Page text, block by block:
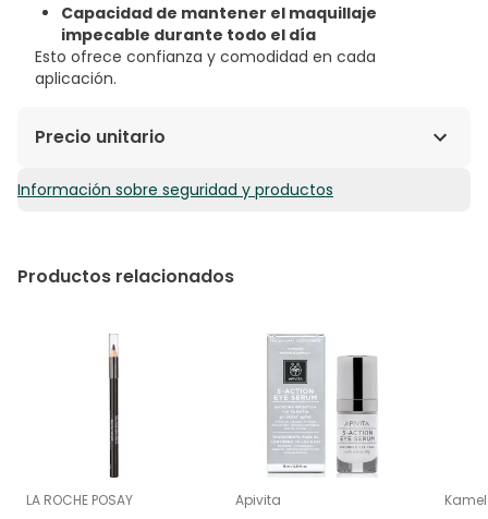
Capacidad de mantener el maquillaje
impecable durante todo el día
Esto ofrece confianza y comodidad en cada
aplicación.
Precio unitario
4,75€ / Unidades
Información sobre seguridad y productos
Productos relacionados
LA ROCHE POSAY Apivita Kamel